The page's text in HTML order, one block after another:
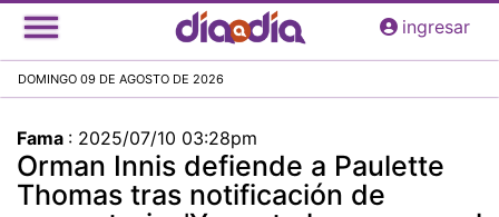
Pasar
al
principal
ingresar
DOMINGO 09 DE AGOSTO DE 2026
Fama : 2025/07/10 03:28pm
Orman Innis defiende a Paulette
Thomas tras notificación de